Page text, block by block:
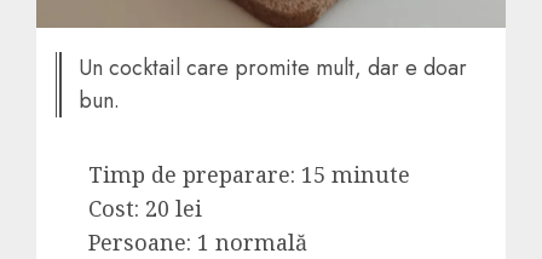
Un cocktail care promite mult, dar e doar
bun.
Timp de preparare: 15 minute
Cost: 20 lei
Persoane: 1 normală